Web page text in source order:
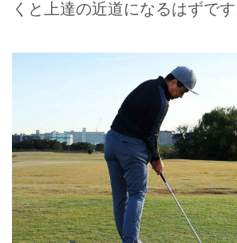
くと上達の近道になるはずです